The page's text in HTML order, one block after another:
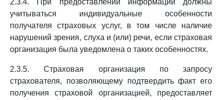
2.3.4. При предоставлении информации должны
учитываться индивидуальные особенности
получателя страховых услуг, в том числе наличие
нарушений зрения, слуха и (или) речи, если страховая
организация была уведомлена о таких особенностях.
2.3.5. Страховая организация по запросу
страхователя, позволяющему подтвердить факт его
получения страховой организацией, предоставляет